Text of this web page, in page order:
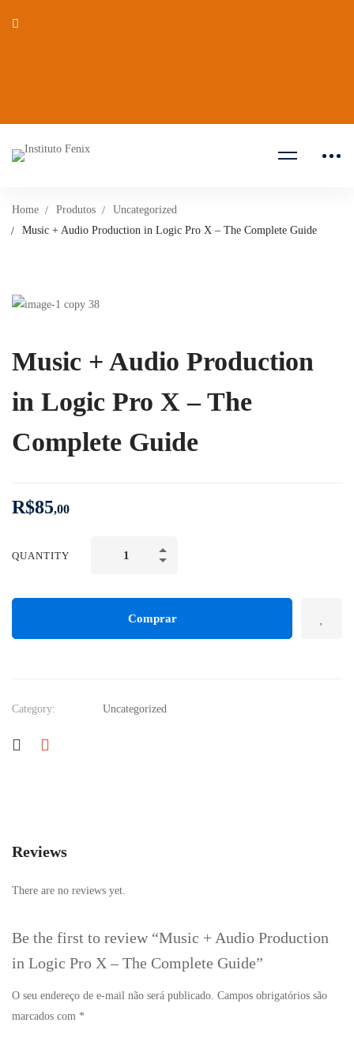
Home Produtos
Uncategorized
Music + Audio Production in Logic Pro X – The Complete Guide
Music + Audio Production
in Logic Pro X – The
Complete Guide
R$85,00
QUANTITY
Comprar
Category: Uncategorized
Reviews
There are no reviews yet.
Be the first to review “Music + Audio Production
in Logic Pro X – The Complete Guide”
O seu endereço de e-mail não será publicado. Campos obrigatórios são
marcados com *